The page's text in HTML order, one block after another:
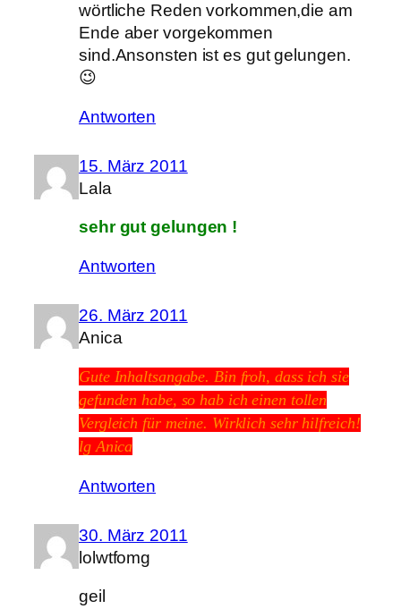
wörtliche Reden vorkommen,die am
Ende aber vorgekommen
sind.Ansonsten ist es gut gelungen.
😉
Antworten
15. März 2011
Lala
sehr gut gelungen !
Antworten
26. März 2011
Anica
Gute Inhaltsangabe. Bin froh, dass ich sie
gefunden habe, so hab ich einen tollen
Vergleich für meine. Wirklich sehr hilfreich!
lg Anica
Antworten
30. März 2011
lolwtfomg
geil